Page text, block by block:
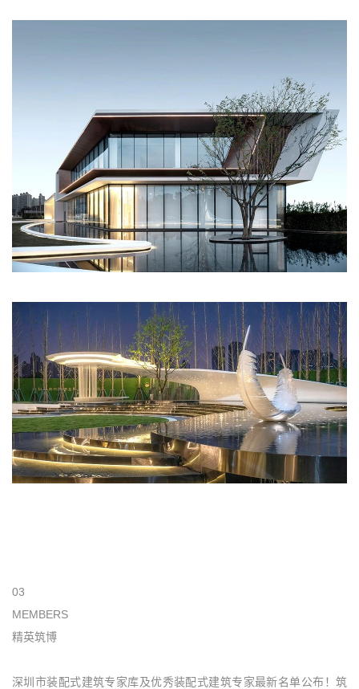
03
MEMBERS
精英筑博
深圳市装配式建筑专家库及优秀装配式建筑专家最新名单公布！筑